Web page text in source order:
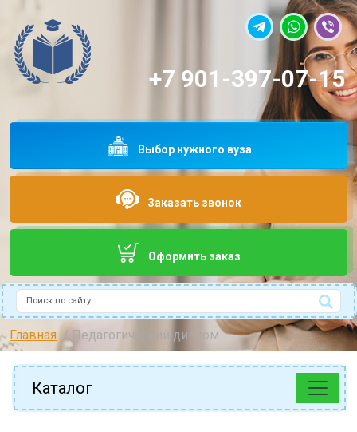
+7 901-397-07-15
Выбор нужного вуза
Заказать звонок
Оформить заказ
Поиск
Type 2 or more characters for results.
Главная
Педагогический диплом
Каталог